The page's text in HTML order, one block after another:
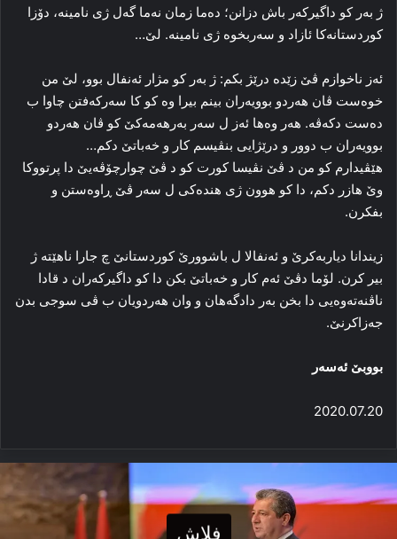
ژ به‌ر کو داگیرکه‌ر باش دزانن؛ ده‌ما زمان نه‌ما گه‌ل ژی نامینه‌، دۆزا
کوردستانه‌کا‌ ئازاد و سه‌ربخوه‌ ژی نامینه‌. لێ…
ئه‌ز ناخوازم ڤێ زێده‌ درێژ بکم: ژ به‌ر کو مژار ئه‌نفال بوو، لێ من
خوه‌ست ڤان هه‌ردو بوویه‌ران بینم بیرا وه‌ کو كا سه‌رکەفتن چاوا ب
ده‌ست دکه‌ڤه‌. هه‌ر وه‌ها ئه‌ز ل سه‌ر به‌رهه‌مه‌کێ كو ڤان هه‌ردو
بوویه‌ران ب دوور و درێژایی بنڤیسم کار و خه‌باتێ دکم…
هێڤیدارم کو من د ڤێ نڤیسا کورت کو د ڤێ چوارچۆڤەیێ دا پرتووکا
وێ هازر دکم، دا کو هوون ژی هنده‌کی ل سه‌ر ڤێ ڕاوه‌ستن و
بفکرن.
زیندانا دیاربه‌کرێ و ئه‌نفالا ل باشوورێ کوردستانێ چ جارا ناھێتە ژ
بیر کرن. لۆما دڤێ ئه‌م کار و خه‌باتێ بکن دا کو داگیرکه‌ران د قادا
ناڤنه‌ته‌وه‌یی دا‌ بخن بەر دادگەھان و وان هه‌ردویان ب ڤی سوجی بدن
جه‌زاکرنێ.
بووبێ ئەسەر
2020.07.20
فلاش